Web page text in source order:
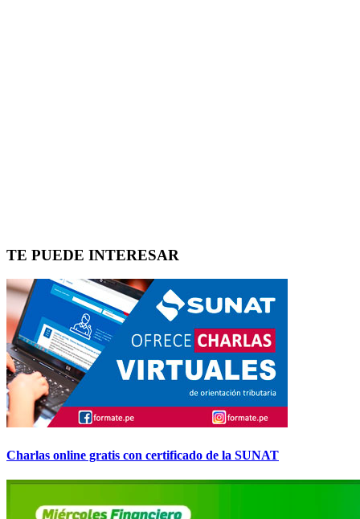
TE PUEDE INTERESAR
Charlas online gratis con certificado de la SUNAT